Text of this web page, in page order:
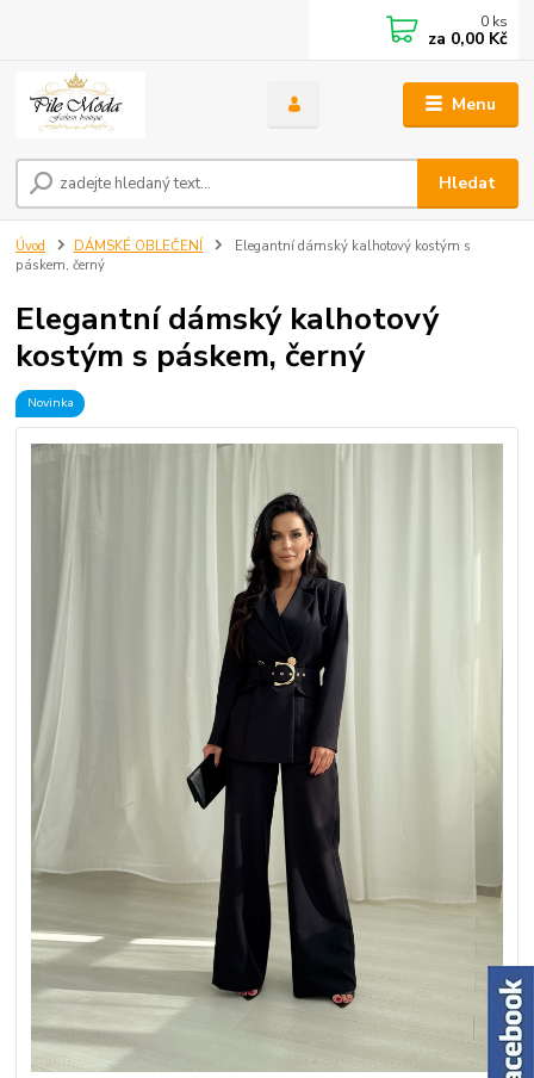
Menu
Hledat
0 ks
za 0,00 Kč
Úvod DÁMSKÉ OBLEČENÍ
Elegantní dámský kalhotový kostým s
páskem, černý
Elegantní dámský kalhotový
kostým s páskem, černý
Novinka